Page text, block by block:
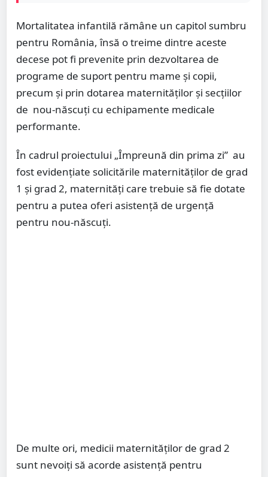
Mortalitatea infantilă rămâne un capitol sumbru
pentru România, însă o treime dintre aceste
decese pot fi prevenite prin dezvoltarea de
programe de suport pentru mame și copii,
precum și prin dotarea maternităților și secțiilor
de nou-născuți cu echipamente medicale
performante.
În cadrul proiectului „Împreună din prima zi” au
fost evidențiate solicitările maternităților de grad
1 și grad 2, maternități care trebuie să fie dotate
pentru a putea oferi asistență de urgență
pentru nou-născuți.
De multe ori, medicii maternităților de grad 2
sunt nevoiți să acorde asistență pentru